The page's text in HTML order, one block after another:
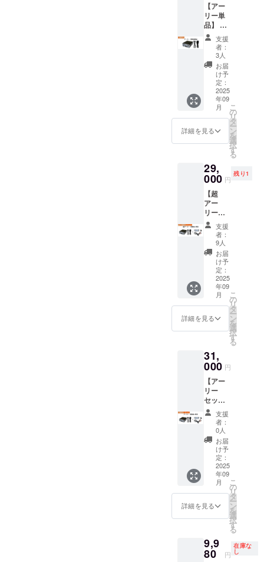
【アー
リー単
品】 金
額（送
料・税
込）：
¥11800
リター
ン内容
：美耳
USB
オー
ディオ
変換機
支援
者：
3人
お届
け予
定：
2025
年09
月
詳細を見る
こ
の
リ
タ
ー
ン
を
選
択
す
る
29,
000 円
残り1
【超
アー
リー
セッ
ト】 金
額（送
料・税
込）：
¥29000
リター
ン内容
： x1 美
耳 x1 美
耳 USB
オー
ディオ
限定
数：10
台
支援
者：
9人
お届
け予
定：
2025
年09
月
詳細を見る
こ
の
リ
タ
ー
ン
を
選
択
す
る
31,
000 円
【アー
リー
セッ
ト】 金
額（送
料・税
込）：
¥31000
リター
ン内容
： x1 美
耳 x1 美
耳 USB
オー
ディオ
変換機
支援
者：
0人
お届
け予
定：
2025
年09
月
詳細を見る
こ
の
リ
タ
ー
ン
を
選
択
す
る
9,9
80 円
在庫な
し